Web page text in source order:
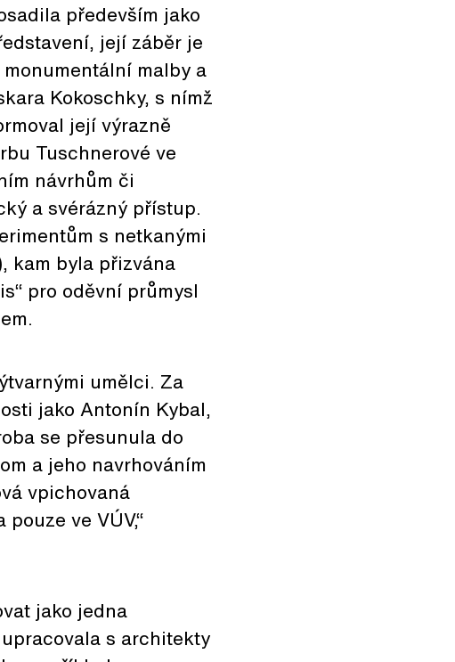
především jako
její záběr je
malby a
Kokoschky, s nímž
její výrazně
Tuschnerové ve
návrhům či
a svérázný přístup.
s netkanými
kam byla přizvána
pro oděvní průmysl
umělci. Za
jako Antonín Kybal,
se přesunula do
a jeho navrhováním
vpichovaná
ve VÚV,“
jako jedna
s architekty